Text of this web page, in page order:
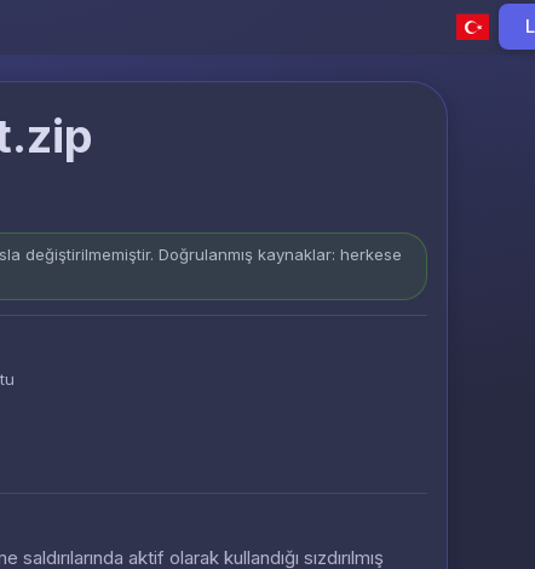
değiştirilmemiştir. Doğrulanmış kaynaklar: herkese
aktif olarak kullandığı sızdırılmış